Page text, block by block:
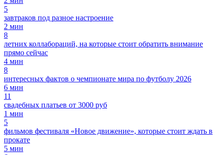
5
завтраков под разное настроение
2 мин
8
летних коллабораций, на которые стоит обратить внимание
прямо сейчас
4 мин
8
интересных фактов о чемпионате мира по футболу 2026
6 мин
11
свадебных платьев от 3000 руб
1 мин
5
фильмов фестиваля «Новое движение», которые стоит ждать в
прокате
5 мин